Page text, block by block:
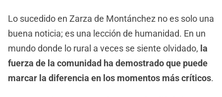
Lo sucedido en Zarza de Montánchez no es solo una
buena noticia; es una lección de humanidad. En un
mundo donde lo rural a veces se siente olvidado, la
fuerza de la comunidad ha demostrado que puede
marcar la diferencia en los momentos más críticos.